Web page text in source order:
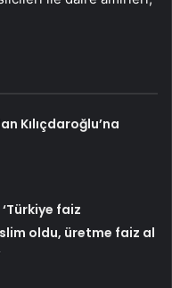
Kılıçdaroğlu’na
faiz
oldu, üretme faiz al